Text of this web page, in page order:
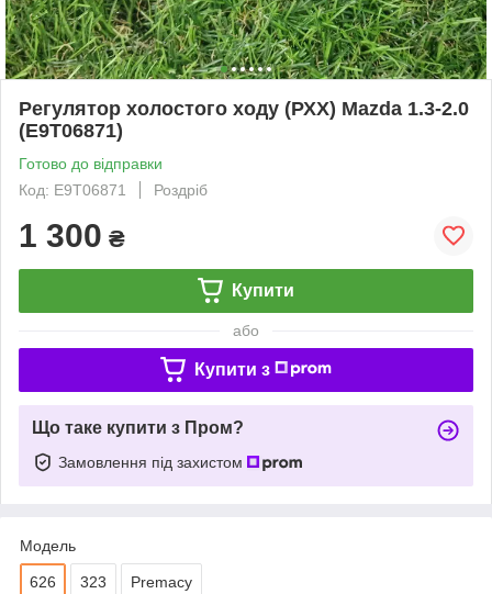
Регулятор холостого ходу (РХХ) Mazda 1.3-2.0
(E9T06871)
Готово до відправки
Код: E9T06871
Роздріб
1 300 ₴
Купити
або
Купити з
Що таке купити з Пром?
Замовлення під захистом
Модель
626 323 Premacy